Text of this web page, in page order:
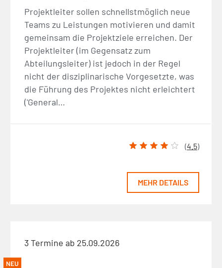
Projektleiter sollen schnellstmöglich neue
Teams zu Leistungen motivieren und damit
gemeinsam die Projektziele erreichen. Der
Projektleiter (im Gegensatz zum
Abteilungsleiter) ist jedoch in der Regel
nicht der disziplinarische Vorgesetzte, was
die Führung des Projektes nicht erleichtert
('General…
(4.5)
MEHR DETAILS
3 Termine ab 25.09.2026
NEU